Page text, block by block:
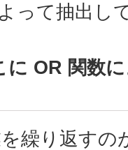
って抽出し
に OR 関数
繰り返すの